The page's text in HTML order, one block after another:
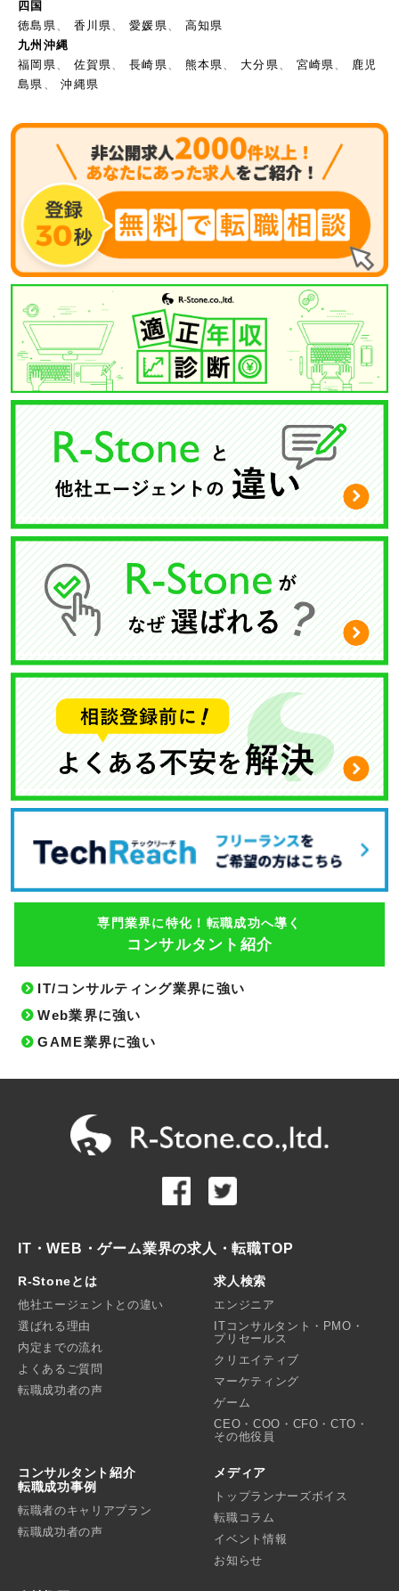
四国
徳島県
香川県 、愛媛県
高知県
九州沖縄
福岡県
佐賀県 、長崎県 熊本県 大分県 宮崎県
鹿児
島県
、沖縄県
専門業界に特化！転職成功へ導く
コンサルタント紹介
IT/コンサルティング業界に強い
Web業界に強い
GAME業界に強い
IT・WEB・ゲーム業界の求人・転職TOP
R-Stoneとは
他社エージェントとの違い
選ばれる理由
内定までの流れ
よくあるご質問
転職成功者の声
求人検索
エンジニア
ITコンサルタント・PMO・
プリセールス
クリエイティブ
マーケティング
ゲーム
CEO・COO・CFO・CTO・
その他役員
コンサルタント紹介
転職成功事例
転職者のキャリアプラン
転職成功者の声
メディア
トップランナーズボイス
転職コラム
イベント情報
お知らせ